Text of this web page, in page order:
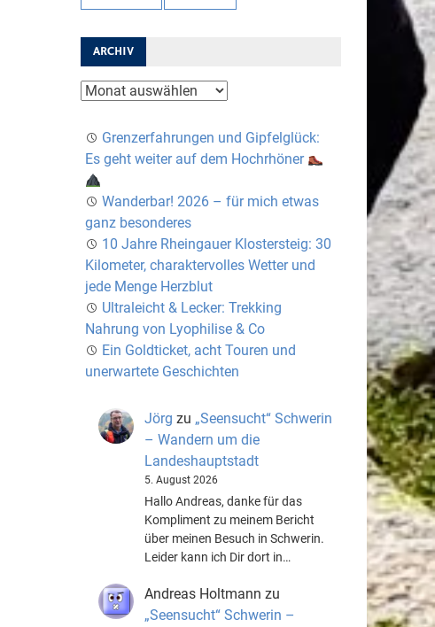
ARCHIV
Archiv
Grenzerfahrungen und Gipfelglück:
Es geht weiter auf dem Hochrhöner
Wanderbar! 2026 – für mich etwas
ganz besonderes
10 Jahre Rheingauer Klostersteig: 30
Kilometer, charaktervolles Wetter und
jede Menge Herzblut
Ultraleicht & Lecker: Trekking
Nahrung von Lyophilise & Co
Ein Goldticket, acht Touren und
unerwartete Geschichten
Jörg zu „Seensucht“ Schwerin
– Wandern um die
Landeshauptstadt
5. August 2026
Hallo Andreas, danke für das
Kompliment zu meinem Bericht
über meinen Besuch in Schwerin.
Leider kann ich Dir dort in…
Andreas Holtmann zu
„Seensucht“ Schwerin –